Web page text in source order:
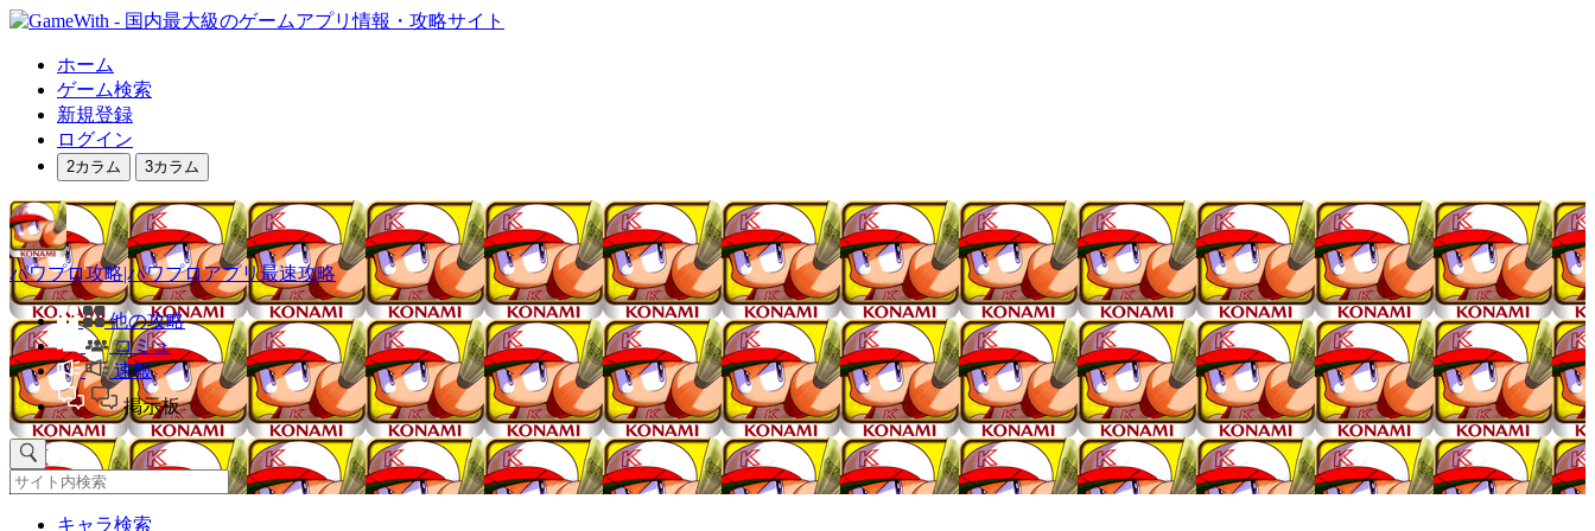
ホーム
ゲーム検索
新規登録
ログイン
2カラム 3カラム
パワプロ攻略|パワプロアプリ最速攻略
他の攻略
コミュ
速報
掲示板
キャラ検索